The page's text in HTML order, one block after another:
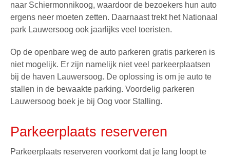
naar Schiermonnikoog, waardoor de bezoekers hun auto
ergens neer moeten zetten. Daarnaast trekt het Nationaal
park Lauwersoog ook jaarlijks veel toeristen.
Op de openbare weg de auto parkeren gratis parkeren is
niet mogelijk. Er zijn namelijk niet veel parkeerplaatsen
bij de haven Lauwersoog. De oplossing is om je auto te
stallen in de bewaakte parking. Voordelig parkeren
Lauwersoog boek je bij Oog voor Stalling.
Parkeerplaats reserveren
Parkeerplaats reserveren voorkomt dat je lang loopt te